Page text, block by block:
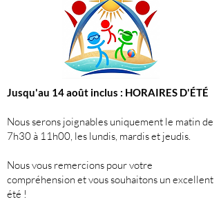
Jusqu'au 14 août inclus : HORAIRES D'ÉTÉ
Nous serons joignables uniquement le matin de
7h30 à 11h00, les lundis, mardis et jeudis.
Nous vous remercions pour votre
compréhension et vous souhaitons un excellent
été !